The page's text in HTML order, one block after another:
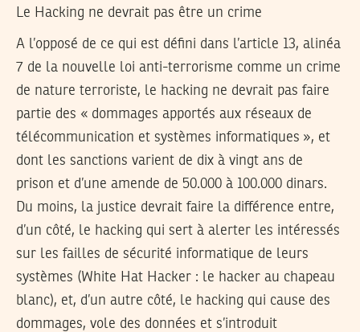
Le Hacking ne devrait pas être un crime
A l’opposé de ce qui est défini dans l’article 13, alinéa
7 de la nouvelle loi anti-terrorisme comme un crime
de nature terroriste, le hacking ne devrait pas faire
partie des « dommages apportés aux réseaux de
télécommunication et systèmes informatiques », et
dont les sanctions varient de dix à vingt ans de
prison et d’une amende de 50.000 à 100.000 dinars.
Du moins, la justice devrait faire la différence entre,
d’un côté, le hacking qui sert à alerter les intéressés
sur les failles de sécurité informatique de leurs
systèmes (White Hat Hacker : le hacker au chapeau
blanc), et, d’un autre côté, le hacking qui cause des
dommages, vole des données et s’introduit